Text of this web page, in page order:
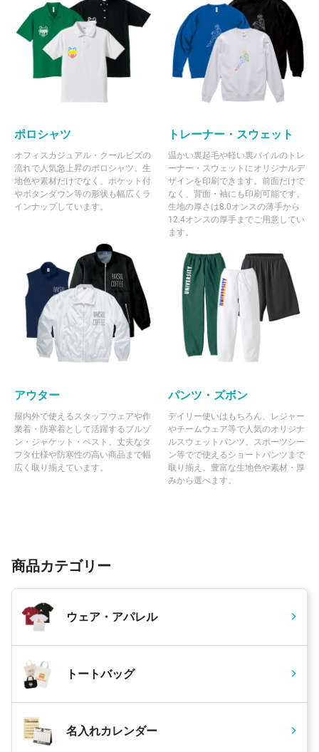
ポロシャツ
オフィスカジュアル・クールビズの
流れで人気急上昇のポロシャツ。生
地色や素材だけでなく、ポケット付
やボタンダウン等の形状も幅広くラ
インナップしています。
トレーナー・スウェット
温かい裏起毛や軽い裏パイルのトレ
ーナー・スウェットにオリジナルデ
ザインを印刷できます。前面だけで
なく、背面・袖にも印刷可能です。
生地の厚さは8.0オンスの薄手から
12.4オンスの厚手までご用意してい
ます。
アウター
屋内外で使えるスタッフウェアや作
業着・防寒着として活躍するブルゾ
ン・ジャケット・ベスト。丈夫なタ
フタ仕様や防寒性の高い商品まで幅
広く取り揃えています。
パンツ・ズボン
デイリー使いはもちろん、レジャー
やチームウェア等で人気のオリジナ
ルスウェットパンツ。スポーツシー
ン等でで使えるショートパンツまで
取り揃え。豊富な生地色や素材・厚
みから選べます。
商品カテゴリー
ウェア・アパレル
トートバッグ
名入れカレンダー